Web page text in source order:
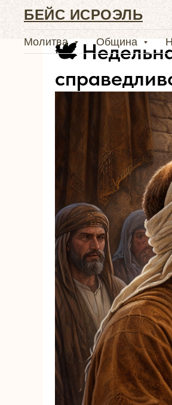
БЕЙС ИСРОЭЛЬ
Молитва Община
🕊️